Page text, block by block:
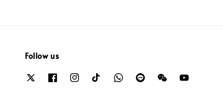
Follow us